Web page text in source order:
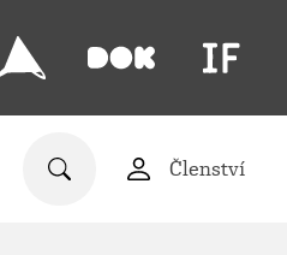
Členství